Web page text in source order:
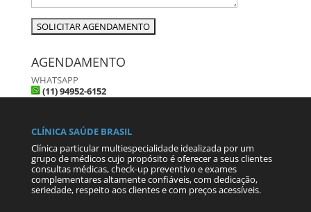
AGENDAMENTO
WHATSAPP
(11) 94952-6152
CLÍNICA SAÚDE BRASIL
Clínica particular multiespecialidade idealizada por um
grupo de médicos cujo propósito é oferecer a seus clientes
consultas médicas, check-up preventivo e exames
complementares altamente confiáveis, com dedicação,
seriedade, respeito aos clientes e com preços acessíveis.